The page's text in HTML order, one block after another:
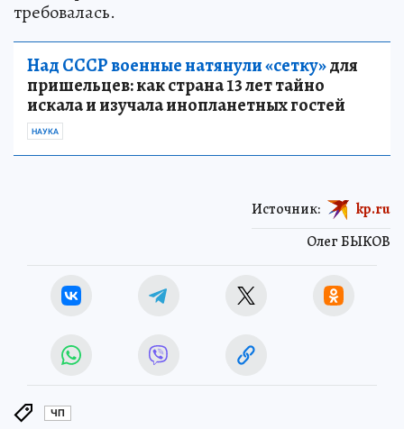
требовалась.
Над СССР военные натянули «сетку»для
пришельцев: как страна 13 лет тайно
искала и изучала инопланетных гостей
НАУКА
Олег БЫКОВ
Источник: kp.ru
ЧП